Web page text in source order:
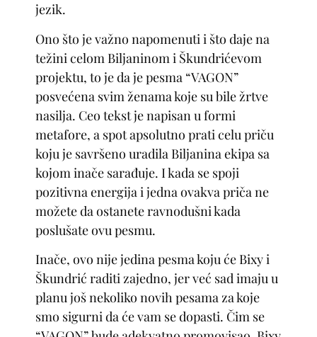
jezik.
Ono što je važno napomenuti i što daje na
težini celom Biljaninom i Škundrićevom
projektu, to je da je pesma “VAGON”
posvećena svim ženama koje su bile žrtve
nasilja. Ceo tekst je napisan u formi
metafore, a spot apsolutno prati celu priču
koju je savršeno uradila Biljanina ekipa sa
kojom inače sarađuje. I kada se spoji
pozitivna energija i jedna ovakva priča ne
možete da ostanete ravnodušni kada
poslušate ovu pesmu.
Inače, ovo nije jedina pesma koju će Bixy i
Škundrić raditi zajedno, jer već sad imaju u
planu još nekoliko novih pesama za koje
smo sigurni da će vam se dopasti. Čim se